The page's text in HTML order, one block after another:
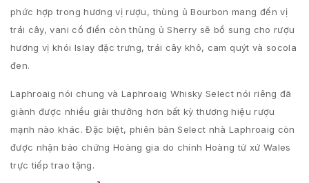
phức hợp trong hương vị rượu, thùng ủ Bourbon mang đến vị
trái cây, vani cổ điển còn thùng ủ Sherry sẽ bổ sung cho rượu
hương vị khói Islay đặc trưng, trái cây khô, cam quýt và socola
đen.
Laphroaig nói chung và Laphroaig Whisky Select nói riêng đã
giành được nhiều giải thưởng hơn bất kỳ thương hiệu rượu
mạnh nào khác. Đặc biệt, phiên bản Select nhà Laphroaig còn
được nhận bảo chứng Hoàng gia do chính Hoàng tử xứ Wales
trực tiếp trao tặng.